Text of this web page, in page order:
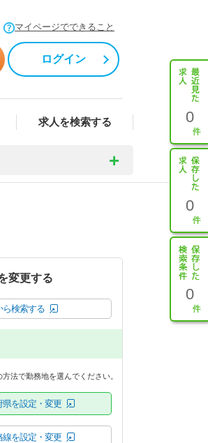
マイページでできること
ログイン
求人を検索する 0
0
0
変更する
ら検索する
法で勤務地を選んでください。
県を設定・変更
線を設定・変更